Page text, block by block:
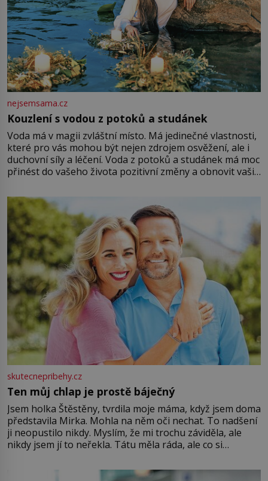
nejsemsama.cz
Kouzlení s vodou z potoků a studánek
Voda má v magii zvláštní místo. Má jedinečné vlastnosti,
které pro vás mohou být nejen zdrojem osvěžení, ale i
duchovní síly a léčení. Voda z potoků a studánek má moc
přinést do vašeho života pozitivní změny a obnovit vaši
můžete obohatit své rituály a přinést do svého života
větší harmonii a klid. Je důležité
skutecnepribehy.cz
Ten můj chlap je prostě báječný
Jsem holka Štěstěny, tvrdila moje máma, když jsem doma
představila Mirka. Mohla na něm oči nechat. To nadšení
ji neopustilo nikdy. Myslím, že mi trochu záviděla, ale
nikdy jsem jí to neřekla. Tátu měla ráda, ale co si
Jsme spolu moc rádi Tehdy byla jiná doba, když